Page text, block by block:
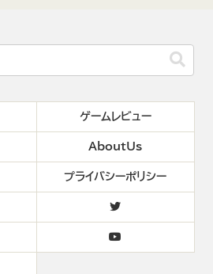
ゲームレビュー
AboutUs
プライバシーポリシー